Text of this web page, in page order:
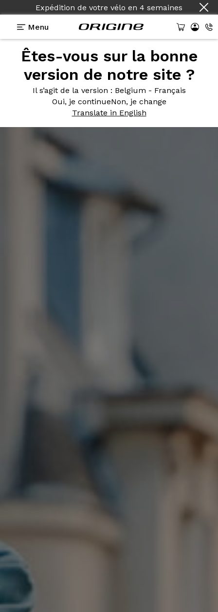
Expédition de votre vélo en 4 semaines
Menu
Êtes-vous sur la bonne
version de notre site ?
Il s’agit de la version : Belgium - Français
Oui, je continueNon, je change
Translate in English